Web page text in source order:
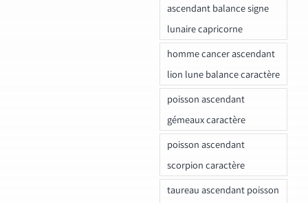
ascendant balance signe
lunaire capricorne
homme cancer ascendant
lion lune balance caractère
poisson ascendant
gémeaux caractère
poisson ascendant
scorpion caractère
taureau ascendant poisson